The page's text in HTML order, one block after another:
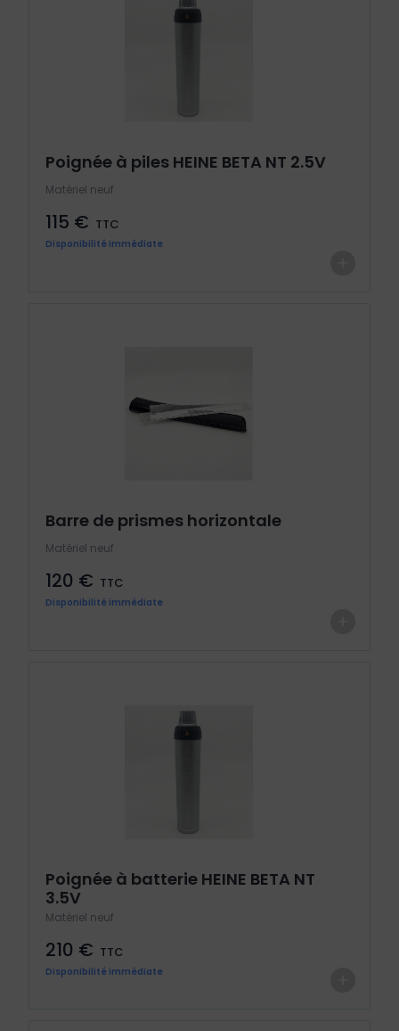
Poignée à piles HEINE BETA NT 2.5V
Matériel neuf
115 € TTC
Disponibilité immédiate
Barre de prismes horizontale
Matériel neuf
120 € TTC
Disponibilité immédiate
Poignée à batterie HEINE BETA NT
3.5V
Matériel neuf
210 € TTC
Disponibilité immédiate